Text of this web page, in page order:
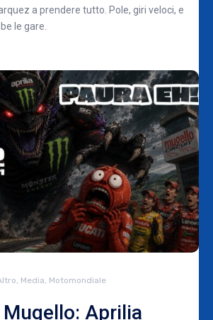
a prendere tutto. Pole, giri veloci, e
le gare.
Media Motomondiale
Mugello: Aprilia